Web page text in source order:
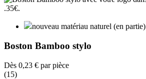
nouveau matériau naturel (en partie)
Boston Bamboo stylo
Dès 0,23 € par pièce
(15)